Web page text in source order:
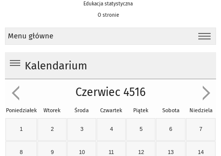
Edukacja statystyczna
O stronie
Menu główne
Kalendarium
Czerwiec 4516
Poniedziałek Wtorek Środa Czwartek Piątek Sobota Niedziela
1 2 3 4 5 6 7
8 9 10 11 12 13 14